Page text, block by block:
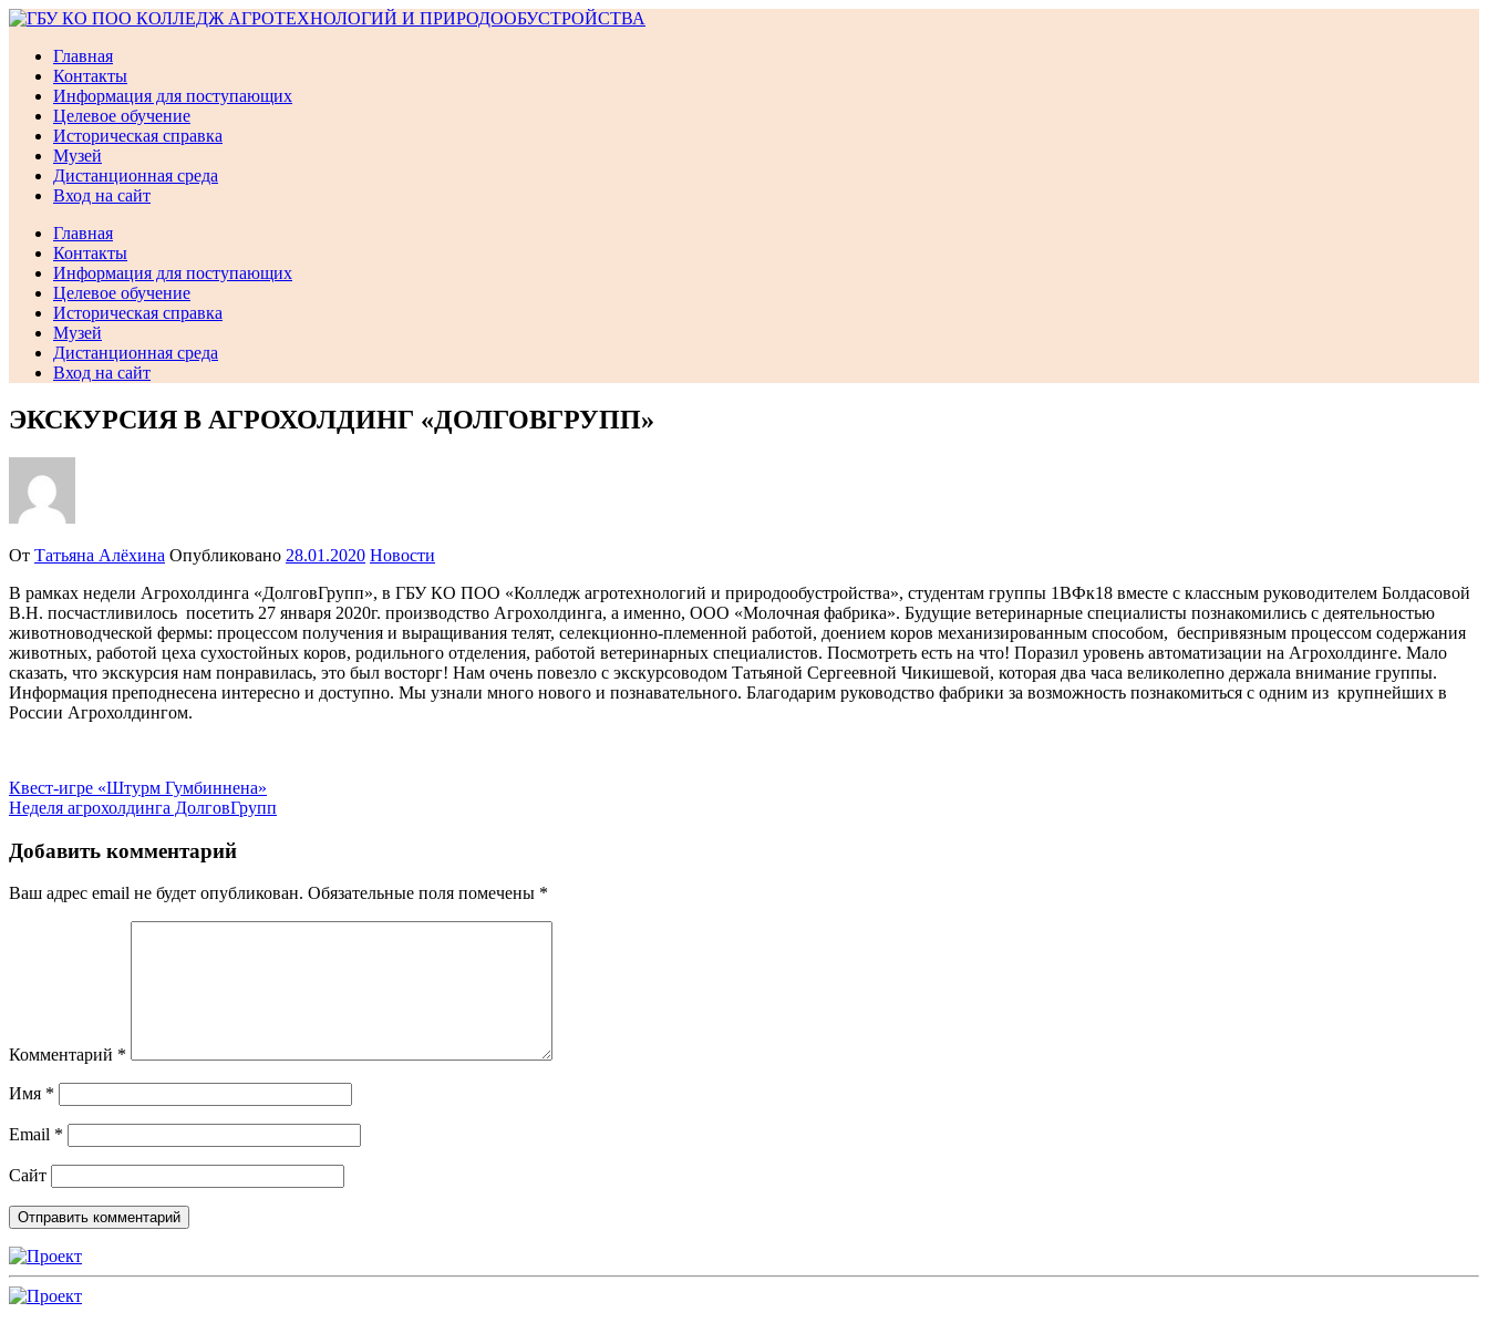
Перейти
содержимому
Главная
Контакты
Информация для поступающих
Целевое обучение
Историческая справка
Музей
Дистанционная среда
Вход на сайт
Главная
Контакты
Информация для поступающих
Целевое обучение
Историческая справка
Музей
Дистанционная среда
Вход на сайт
ЭКСКУРСИЯ В АГРОХОЛДИНГ «ДОЛГОВГРУПП»
От Татьяна Алёхина Опубликовано 28.01.2020 Новости
В рамках недели Агрохолдинга «ДолговГрупп», в ГБУ КО ПОО «Колледж агротехнологий и природообустройства», студентам группы 1ВФк18 вместе с классным руководителем Болдасовой
В.Н. посчастливилось посетить 27 января 2020г. производство Агрохолдинга, а именно, ООО «Молочная фабрика». Будущие ветеринарные специалисты познакомились с деятельностью
животноводческой фермы: процессом получения и выращивания телят, селекционно-племенной работой, доением коров механизированным способом, беспривязным процессом содержания
животных, работой цеха сухостойных коров, родильного отделения, работой ветеринарных специалистов. Посмотреть есть на что! Поразил уровень автоматизации на Агрохолдинге. Мало
сказать, что экскурсия нам понравилась, это был восторг! Нам очень повезло с экскурсоводом Татьяной Сергеевной Чикишевой, которая два часа великолепно держала внимание группы.
Информация преподнесена интересно и доступно. Мы узнали много нового и познавательного. Благодарим руководство фабрики за возможность познакомиться с одним из крупнейших в
России Агрохолдингом.
Навигация
по
записям
Квест-игре «Штурм Гумбиннена»
Неделя агрохолдинга ДолговГрупп
Добавить комментарий
Ваш адрес email не будет опубликован. Обязательные поля помечены *
Комментарий *
Имя *
Email *
Сайт